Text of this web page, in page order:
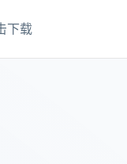
下载